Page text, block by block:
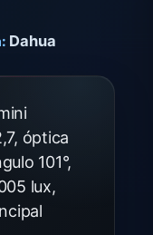
Dahua
óptica
101°,
lux,